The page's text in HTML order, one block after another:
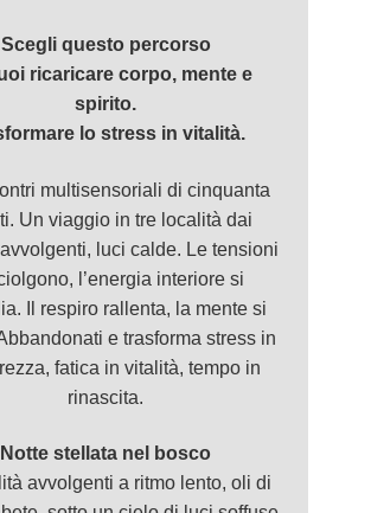
Scegli questo percorso
ricaricare corpo, mente e
spirito.
lo stress in vitalità.
multisensoriali di cinquanta
Un viaggio in tre località dai
luci calde. Le tensioni
l’energia interiore si
Il respiro rallenta, la mente si
e trasforma stress in
fatica in vitalità, tempo in
rinascita.
Notte stellata nel bosco
avvolgenti a ritmo lento, oli di